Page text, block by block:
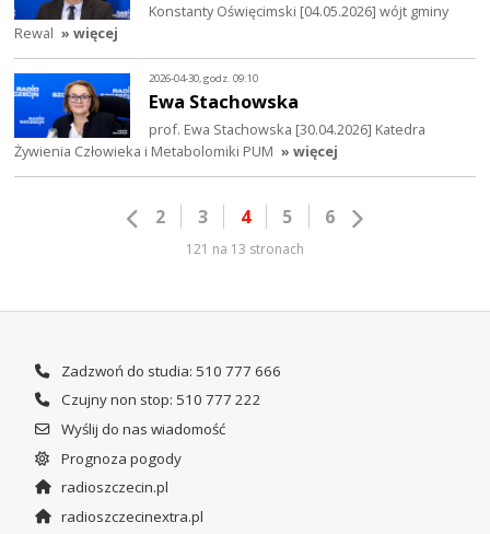
Konstanty Oświęcimski [04.05.2026] wójt gminy
Rewal » więcej
2026-04-30, godz. 09:10
Ewa Stachowska
prof. Ewa Stachowska [30.04.2026] Katedra
Żywienia Człowieka i Metabolomiki PUM » więcej
2 3 4 5 6
121 na 13 stronach
Zadzwoń do studia: 510 777 666
Czujny non stop: 510 777 222
Wyślij do nas wiadomość
Prognoza pogody
radioszczecin.pl
radioszczecinextra.pl